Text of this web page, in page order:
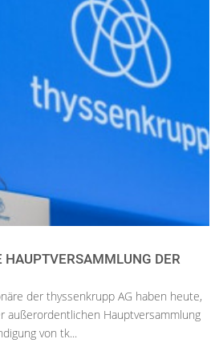
DER T
der thyssenkrupp AG haben heute,
außerordentlichen Hauptversammlung
von tk...